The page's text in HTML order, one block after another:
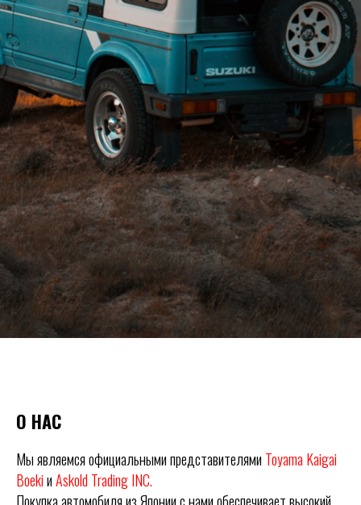
О НАС
Мы являемся официальными представителями Toyama Kaigai
BoekiиAskold Trading INC.